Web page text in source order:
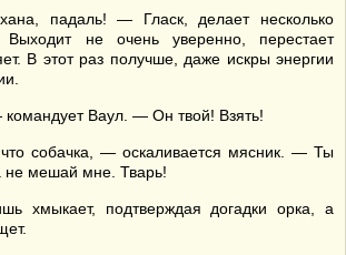
падаль! — Гласк, делает несколько
Выходит не очень уверенно, перестает
В этот раз получше, даже искры энергии
Ваул. — Он твой! Взять!
собачка, — оскаливается мясник. — Ты
мешай мне. Тварь!
хмыкает, подтверждая догадки орка, а